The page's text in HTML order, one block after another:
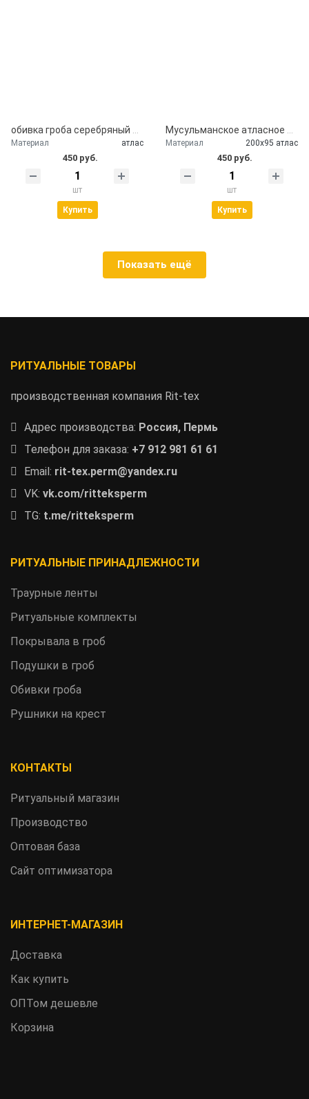
Материал атлас
450 руб.
шт
Купить
Материал 200х95 атлас
450 руб.
шт
Купить
Показать ещё
РИТУАЛЬНЫЕ ТОВАРЫ
производственная компания Rit-tex
Адрес производства: Россия, Пермь
Телефон для заказа: +7 912 981 61 61
Email: rit-tex.perm@yandex.ru
VK: vk.com/ritteksperm
TG: t.me/ritteksperm
РИТУАЛЬНЫЕ ПРИНАДЛЕЖНОСТИ
Траурные ленты
Ритуальные комплекты
Покрывала в гроб
Подушки в гроб
Обивки гроба
Рушники на крест
КОНТАКТЫ
Ритуальный магазин
Производство
Оптовая база
Сайт оптимизатора
ИНТЕРНЕТ-МАГАЗИН
Доставка
Как купить
ОПТом дешевле
Корзина